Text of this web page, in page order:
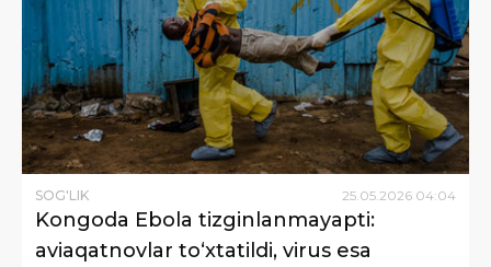
SOG'LIK 25 05 2026 04:04
Kongoda Ebola tizginlanmayapti:
aviaqatnovlar to‘xtatildi, virus esa